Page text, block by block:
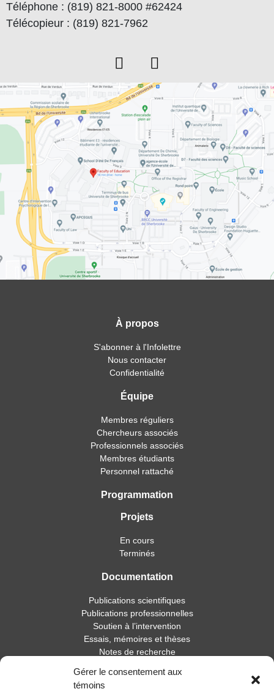
Gérer le consentement aux
témoins
Téléphone : (819) 821-8000 #62424
Télécopieur : (819) 821-7962
À propos
S'abonner à l'Infolettre
Nous contacter
Confidentialité
Équipe
Membres réguliers
Chercheurs associés
Professionnels associés
Membres étudiants
Personnel rattaché
Programmation
Projets
En cours
Terminés
Documentation
Publications scientifiques
Publications professionnelles
Soutien à l’intervention
Essais, mémoires et thèses
Notes de recherche
Activités